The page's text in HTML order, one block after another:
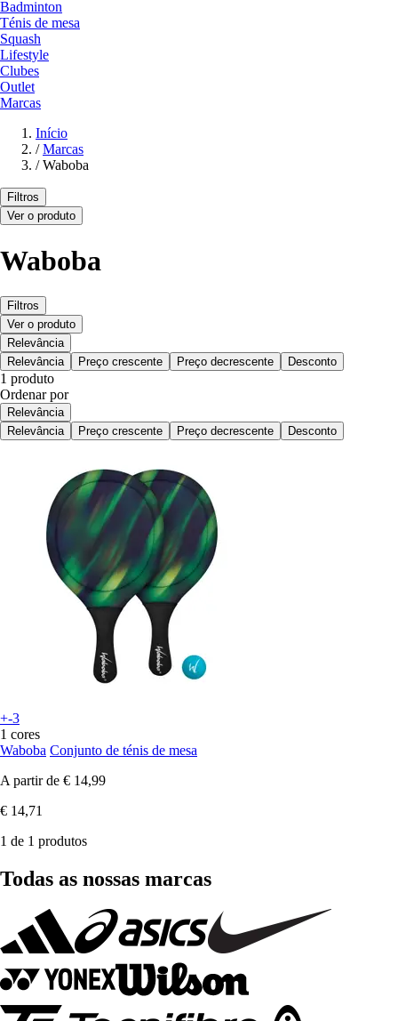
Badminton
Ténis de mesa
Squash
Lifestyle
Clubes
Outlet
Marcas
Início
/ Marcas
/ Waboba
Filtros
Ver o produto
Waboba
Filtros
Ver o produto
Relevância
Relevância
Preço crescente Preço decrescente Desconto
1 produto
Ordenar por
Relevância
Relevância
Preço crescente Preço decrescente Desconto
+-3
1 cores
Waboba Conjunto de ténis de mesa
A partir de € 14,99
€ 14,71
1 de 1 produtos
Todas as nossas marcas